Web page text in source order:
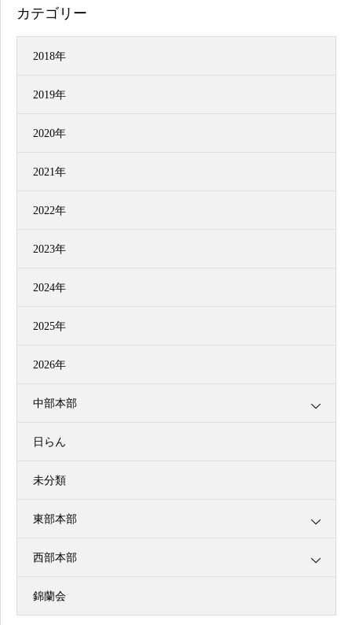
カテゴリー
2018年
2019年
2020年
2021年
2022年
2023年
2024年
2025年
2026年
中部本部
日らん
未分類
東部本部
西部本部
錦蘭会